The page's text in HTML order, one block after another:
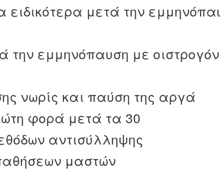
μετά την
την εμμηνόπαυση με
νωρίς και παύση της αργά
φορά μετά τα 30
αντισύλληψης
μαστών